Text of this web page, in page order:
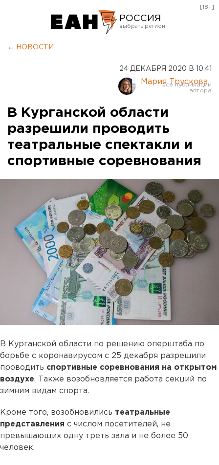
РОССИЯ
Курган
Оренбург
[18+]
← НОВОСТИ
24 ДЕКАБРЯ 2020 В 10:41
Мария Трускова
В Курганской области
разрешили проводить
театральные спектакли и
спортивные соревнования
В Курганской области по решению оперштаба по
борьбе с коронавирусом с 25 декабря разрешили
проводить спортивные соревнования на открытом
воздухе. Также возобновляется работа секций по
зимним видам спорта.
Кроме того, возобновились театральные
представления с числом посетителей, не
превышающих одну треть зала и не более 50
человек.